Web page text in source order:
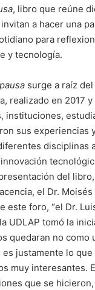
, libro que reúne
a hacer una
para
y tecnología.
surge a raíz
realizado en 2017
instituciones,
sus experiencias
disciplinas
del
el Dr.
este foro, “el Dr.
UDLAP tomó la
quedaran no como
justamente lo
muy interesantes.
que se